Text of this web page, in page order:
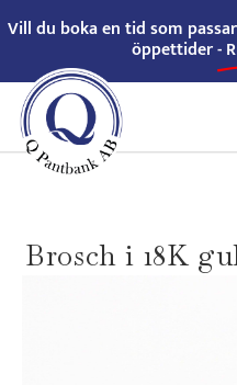
Vill du boka en tid som
öppettider -
Brosch i 18K